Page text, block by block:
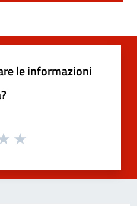
le informazioni